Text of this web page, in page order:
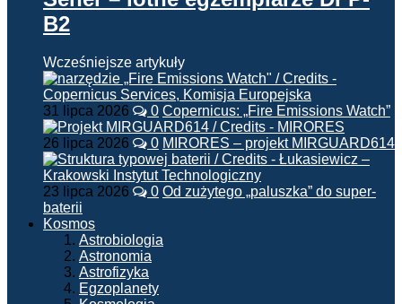
B2
Wcześniejsze artykuły
31 lipca 2026 0 Copernicus: „Fire Emissions Watch”
26 lipca 2026 0 MIRORES – projekt MIRGUARD614
23 lipca 2026 0 Od zużytego „paluszka” do super-
baterii
Kosmos
Astrobiologia
Astronomia
Astrofizyka
Egzoplanety